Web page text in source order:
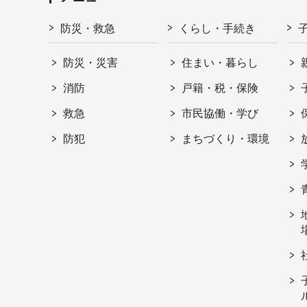
防災・救急
防災・災害
消防
救急
防犯
くらし・手続き
住まい・暮らし
戸籍・税・保険
市民協働・学び
まちづくり・環境